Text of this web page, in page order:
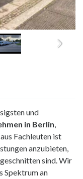
und
in Berlin,
Fachleuten ist
anzubieten,
sind. Wir
Spektrum an